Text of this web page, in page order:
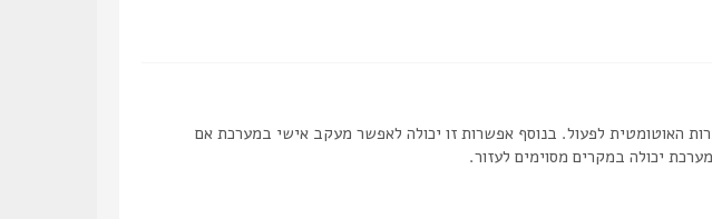
האוטומטית לפעול. בנוסף אפשרות זו יכולה לאפשר מעקב אישי במערכת אם
יכולה במקרים מסוימים לעזור.